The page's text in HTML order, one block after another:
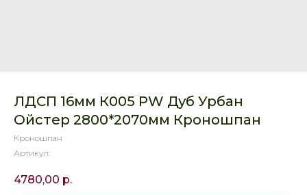
ЛДСП 16мм К005 PW Дуб Урбан
Ойстер 2800*2070мм Кроношпан
Кроношпан
Артикул:
4780,00 р.